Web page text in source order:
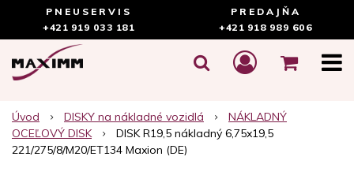
PNEUSERVIS
+421 919 033 181
PREDAJŇA
+421 918 989 606
Úvod DISKY na nákladné vozidlá
NÁKLADNÝ
OCEĽOVÝ DISK
DISK R19,5 nákladný 6,75x19,5
221/275/8/M20/ET134 Maxion (DE)